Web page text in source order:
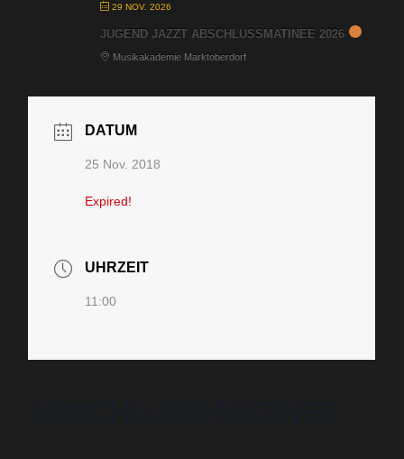
29 NOV. 2026
JUGEND JAZZT ABSCHLUSSMATINEE 2026
Musikakademie Marktoberdorf
DATUM
25 Nov. 2018
Expired!
UHRZEIT
11:00